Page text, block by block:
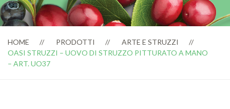
HOME PRODOTTI
ARTE E STRUZZI
OASI STRUZZI – UOVO DI STRUZZO PITTURATO A MANO
– ART. UO37